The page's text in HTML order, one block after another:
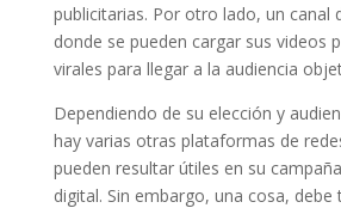
publicitarias. Por otro lado, un canal
donde se pueden cargar sus videos
virales para llegar a la audiencia
Dependiendo de su elección y
hay varias otras plataformas de
pueden resultar útiles en su
digital. Sin embargo, una cosa, debe